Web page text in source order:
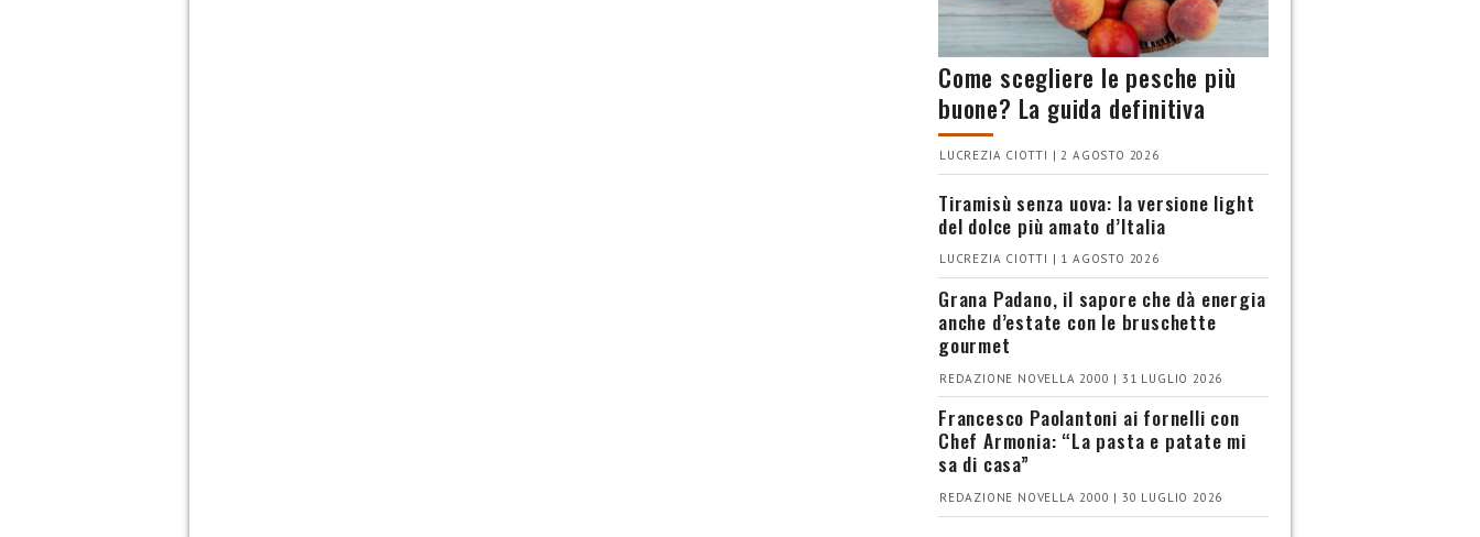
Come scegliere le pesche più
buone? La guida definitiva
LUCREZIA CIOTTI | 2 AGOSTO 2026
Tiramisù senza uova: la versione light
del dolce più amato d’Italia
LUCREZIA CIOTTI | 1 AGOSTO 2026
Grana Padano, il sapore che dà energia
anche d’estate con le bruschette
gourmet
REDAZIONE NOVELLA 2000 | 31 LUGLIO 2026
Francesco Paolantoni ai fornelli con
Chef Armonia: “La pasta e patate mi
sa di casa”
REDAZIONE NOVELLA 2000 | 30 LUGLIO 2026